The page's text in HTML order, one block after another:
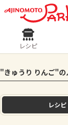
ホー
人気の食
きゅう
レシピ
"きゅうり りんご"の
レシピ